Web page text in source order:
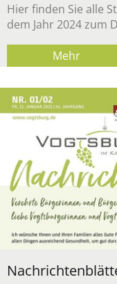
Hier fin­den Sie alle
dem Jahr 2024 zum
Mehr